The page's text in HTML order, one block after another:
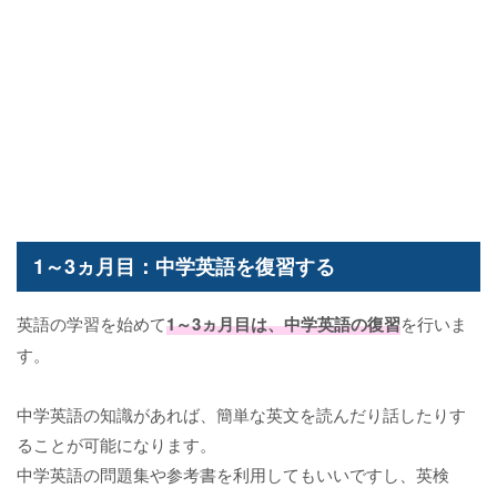
1～3ヵ月目：中学英語を復習する
英語の学習を始めて1～3ヵ月目は、中学英語の復習を行いま
す。
中学英語の知識があれば、簡単な英文を読んだり話したりす
ることが可能になります。
中学英語の問題集や参考書を利用してもいいですし、英検